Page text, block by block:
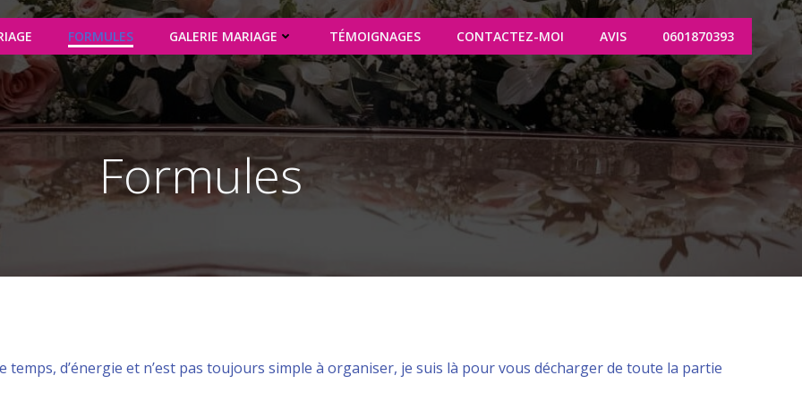
FORMULES GALERIE MARIAGE TÉMOIGNAGES CONTACTEZ-MOI AVIS 0601870393
Formules
temps, d’énergie et n’est pas toujours simple à organiser, je suis là pour vous décharger de toute la partie